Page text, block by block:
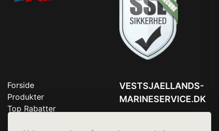
Forside
Produkter
Top Rabatter
VESTSJAELLANDS-
MARINESERVICE.DK